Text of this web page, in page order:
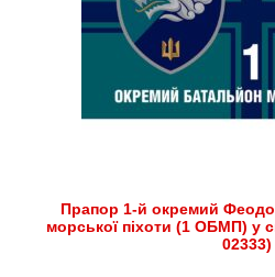
Прапор 1-й окремий
морської піхоти (1 ОБМП) у
02333)